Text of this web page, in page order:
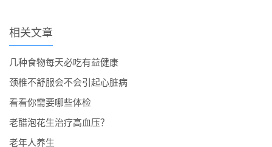
相关文章
几种食物每天必吃有益健康
颈椎不舒服会不会引起心脏病
看看你需要哪些体检
老醋泡花生治疗高血压？
老年人养生